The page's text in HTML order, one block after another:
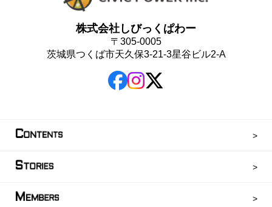
株式会社しびっくぱわー
〒305-0005
茨城県つくば市天久保3-21-3星谷ビル2-A
CONTENTS
STORIES
M EMBERS